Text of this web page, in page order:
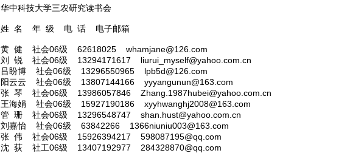
华中科技大学三农研究读书会
姓 名 年 级 电 话 电子邮箱
黄 健 社会06级 62618025 whamjane@126.com
刘 锐 社会06级 13294171617 liurui_myself@yahoo.com.cn
吕盼博 社会06级 13296550965 lpb5d@126.com
阳云云 社会06级 13807144166 yyyangunun@163.com
张 琴 社会06级 13986057846 Zhang.1987hubei@yahoo.com.cn
王海娟 社会06级 15927190186 xyyhwanghj2008@163.com
管 珊 社会06级 13296548747 shan.hust@yahoo.com.cn
刘嘉怡 社会06级 63842266 1366niuniu003@163.com
张 伟 社会06级 15926394217 598087195@qq.com
沈 荻 社工06级 13407192977 284328870@qq.com